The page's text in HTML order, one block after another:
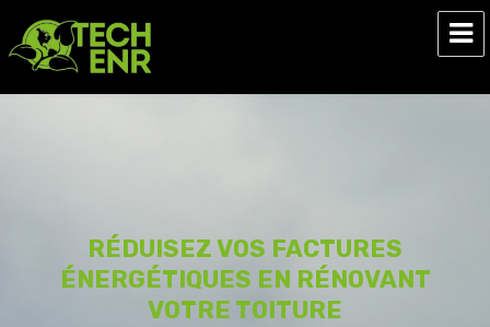
Tech ENR
RÉDUISEZ VOS FACTURES
ÉNERGÉTIQUES EN RÉNOVANT
VOTRE TOITURE